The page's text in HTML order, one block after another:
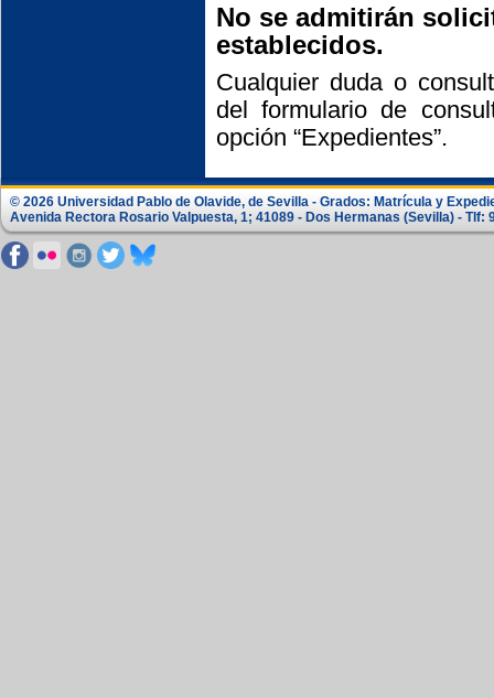
No se admitirán
establecidos.
Cualquier duda o
del formulario de
opción “Expedientes”.
© 2026 Universidad Pablo de Olavide, de Sevilla - Grados: Matrícula y
Avenida Rectora Rosario Valpuesta, 1; 41089 - Dos Hermanas (Sevilla) - Tlf: